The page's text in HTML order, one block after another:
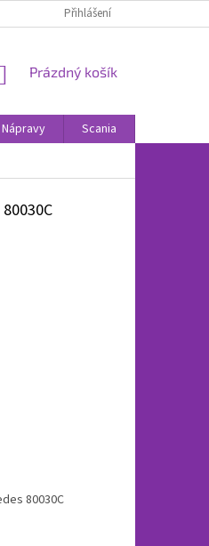
OD SMLOUVY
Přihlášení
NÁKUPNÍ
Prázdný košík
Nápravy Scania
80030C
80030C